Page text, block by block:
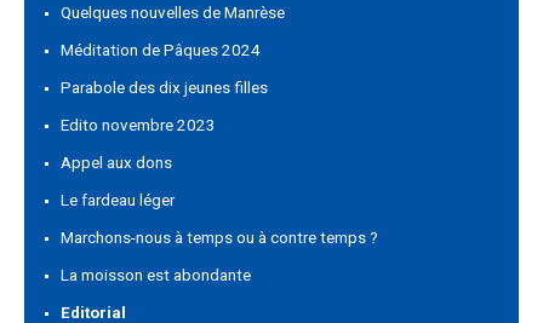
Quelques nouvelles de Manrèse
Méditation de Pâques 2024
Parabole des dix jeunes filles
Edito novembre 2023
Appel aux dons
Le fardeau léger
Marchons-nous à temps ou à contre temps ?
La moisson est abondante
Editorial